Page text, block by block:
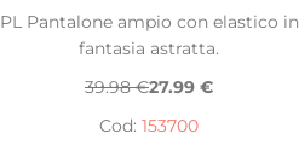
PL Pantalone ampio con elastico in
fantasia astratta.
39.98 €27.99 €
Cod: 153700